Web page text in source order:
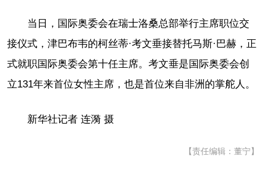
当日，国际奥委会在瑞士洛桑总部举行主席职位交
接仪式，津巴布韦的柯丝蒂·考文垂接替托马斯·巴赫，正
式就职国际奥委会第十任主席。考文垂是国际奥委会创
立131年来首位女性主席，也是首位来自非洲的掌舵人。
新华社记者 连漪 摄
【责任编辑：董宁】